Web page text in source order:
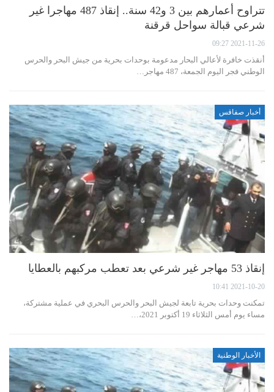
تتراوح أعمارهم بين 3 و42 سنة.. إنقاذ 487 مهاجرا غير
شرعي قبالة سواحل قرقنة
2021-11-26 09:27
أنقذت خافرة لأعالي البحار مدعومة بوحدات بحرية من جيش البحر والحرس
الوطني فجر اليوم الجمعة، 487 مهاجر…
أخبار صفاقس
إنقاذ 53 مهاجر غير شرعي بعد تعطب مركبهم بالعطايا
2021-10-20 10:41
تمكنت وحدات بحرية تابعة لجيش البحر والحرس البحري في عملية مشتركة،
مساء يوم أمس الثلاثاء 19 أكتوبر 2021،…
الأخبار الوطنية